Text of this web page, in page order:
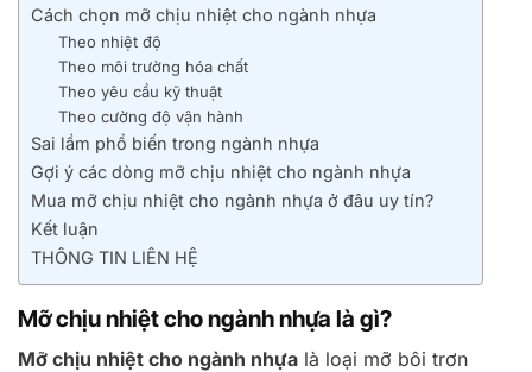
Cách chọn mỡ chịu nhiệt cho ngành nhựa
Theo nhiệt độ
Theo môi trường hóa chất
Theo yêu cầu kỹ thuật
Theo cường độ vận hành
Sai lầm phổ biến trong ngành nhựa
Gợi ý các dòng mỡ chịu nhiệt cho ngành nhựa
Mua mỡ chịu nhiệt cho ngành nhựa ở đâu uy tín?
Kết luận
THÔNG TIN LIÊN HỆ
Mỡ chịu nhiệt cho ngành nhựa là gì?
Mỡ chịu nhiệt cho ngành nhựa là loại mỡ bôi trơn